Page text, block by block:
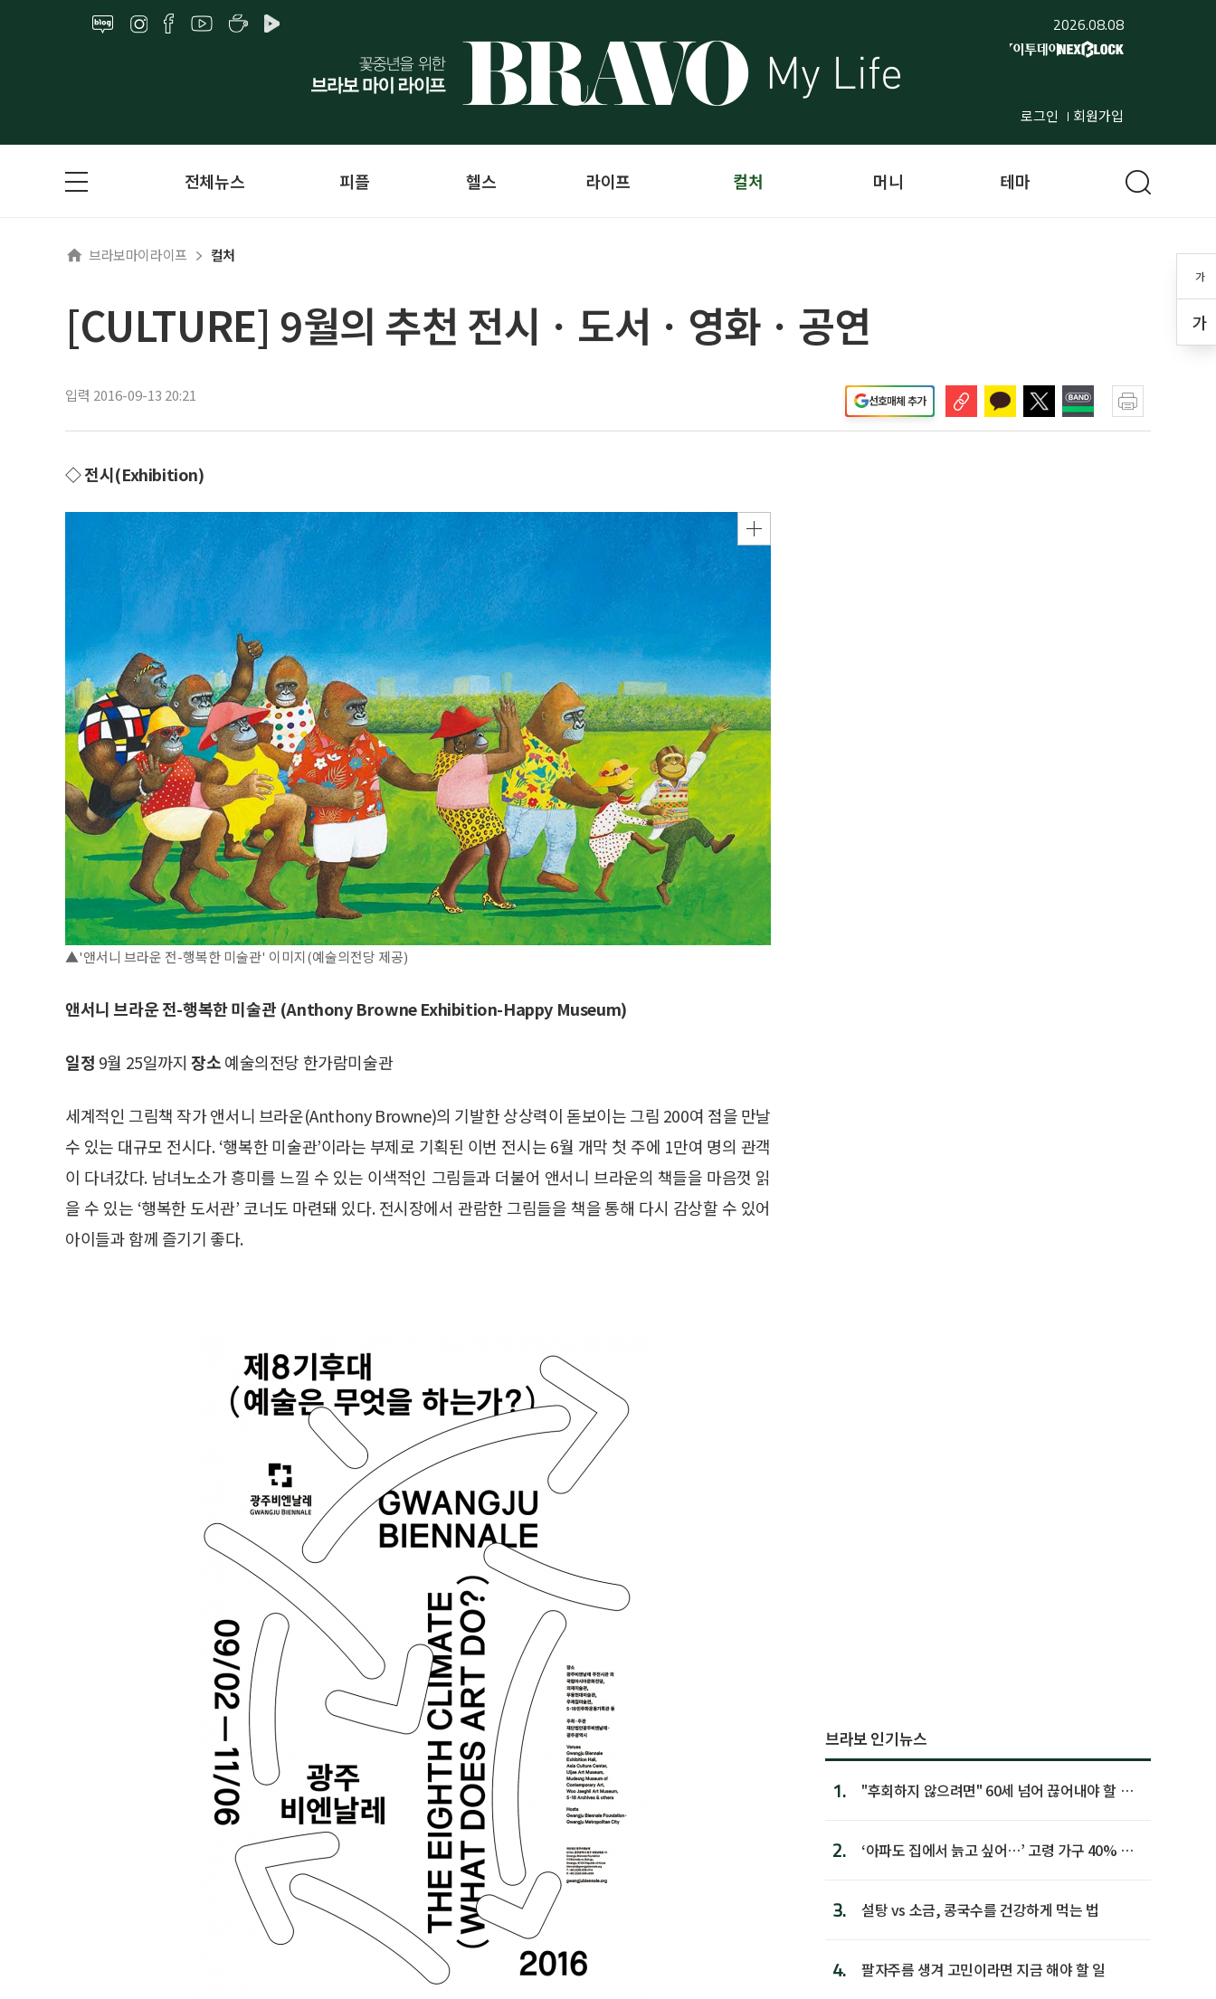
2026.08.08
로그인 회원가입
가
가
전체뉴스 피플 헬스 라이프 컬처 머니 테마
브라보마이라이프 컬처
[CULTURE] 9월의 추천 전시ㆍ도서ㆍ영화ㆍ공연
입력 2016-09-13 20:21 선호매체 추가
◇ 전시(Exhibition)
▲'앤서니 브라운 전-행복한 미술관' 이미지(예술의전당 제공)
앤서니 브라운 전-행복한 미술관 (Anthony Browne Exhibition-Happy Museum)
일정 9월 25일까지장소예술의전당 한가람미술관
세계적인 그림책 작가 앤서니 브라운(Anthony Browne)의 기발한 상상력이 돋보이는 그림 200여 점을 만날
수 있는 대규모 전시다. ‘행복한 미술관’이라는 부제로 기획된 이번 전시는 6월 개막 첫 주에 1만여 명의 관객
이 다녀갔다. 남녀노소가 흥미를 느낄 수 있는 이색적인 그림들과 더불어 앤서니 브라운의 책들을 마음껏 읽
을 수 있는 ‘행복한 도서관’ 코너도 마련돼 있다. 전시장에서 관람한 그림들을 책을 통해 다시 감상할 수 있어
아이들과 함께 즐기기 좋다.
브라보 인기뉴스
1.
"후회하지 않으려면" 60세 넘어 끊어내야 할 사
2.
‘아파도 집에서 늙고 싶어…’ 고령 가구 40% 노
3. 설탕 vs 소금, 콩국수를 건강하게 먹는 법
4. 팔자주름 생겨 고민이라면 지금 해야 할 일